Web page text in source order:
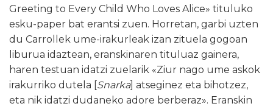
Greeting to Every Child Who Loves Alice» tituluko
esku-paper bat erantsi zuen. Horretan, garbi uzten
du Carrollek ume-irakurleak izan zituela gogoan
liburua idaztean, eranskinaren tituluaz gainera,
haren testuan idatzi zuelarik «Ziur nago ume askok
irakurriko dutela [Snarka] atseginez eta bihotzez,
eta nik idatzi dudaneko adore berberaz». Eranskin